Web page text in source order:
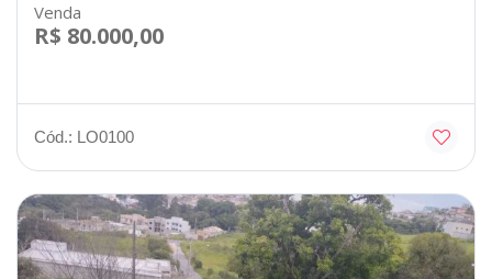
Venda
R$ 80.000,00
Cód.: LO0100